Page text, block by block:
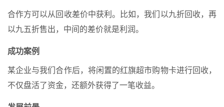
合作方可以从回收差价中获利。比如，我们以九折回收，再
以九五折售出，中间的差价就是利润。
成功案例
某企业与我们合作后，将闲置的红旗超市购物卡进行回收，
不仅盘活了资金，还额外获得了一笔收益。